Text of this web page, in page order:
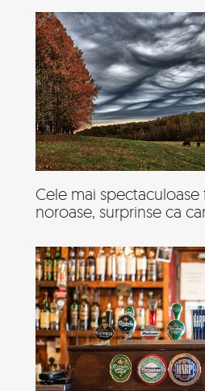
Cele mai
noroase, surprinse ca